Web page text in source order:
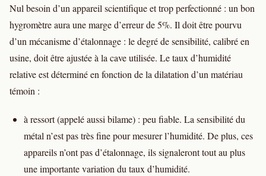
Nul besoin d’un appareil scientifique et trop perfectionné : un bon
hygromètre aura une marge d’erreur de 5%. Il doit être pourvu
d’un mécanisme d’étalonnage : le degré de sensibilité, calibré en
usine, doit être ajustée à la cave utilisée. Le taux d’humidité
relative est déterminé en fonction de la dilatation d’un matériau
témoin :
à ressort (appelé aussi bilame) : peu fiable. La sensibilité du
métal n’est pas très fine pour mesurer l’humidité. De plus, ces
appareils n’ont pas d’étalonnage, ils signaleront tout au plus
une importante variation du taux d’humidité.